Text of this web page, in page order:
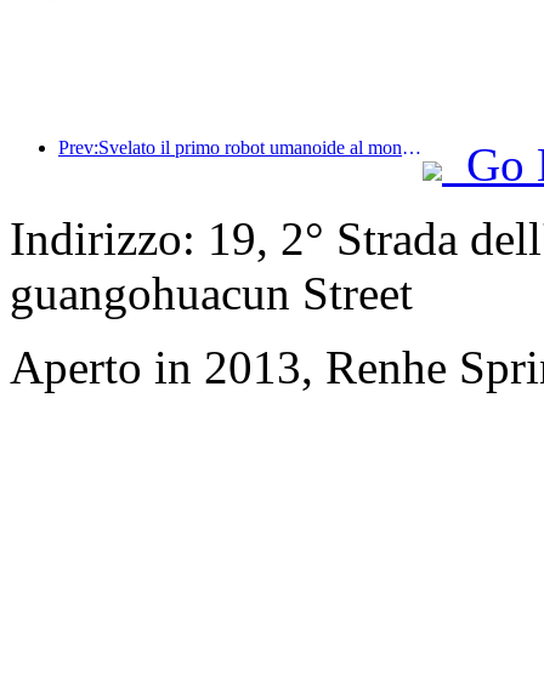
Prev:Svelato il primo robot umanoide al mondo specializzato nei servizi di ristorazione multi-scenario.
Go
Indirizzo: 19, 2° Strada
guangohuacun Street
Aperto in 2013, Renhe